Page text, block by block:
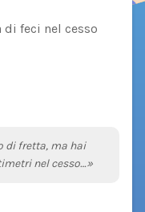
feci nel cesso
di fretta, ma hai
nel cesso…»